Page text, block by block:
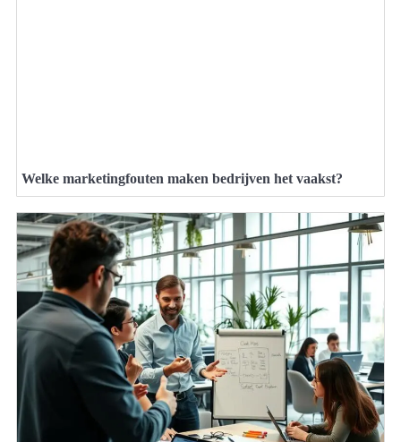
Welke marketingfouten maken bedrijven het vaakst?